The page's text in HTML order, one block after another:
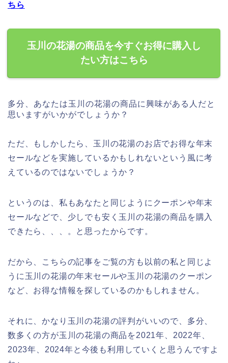
ちら
玉川の花湯の商品を今すぐお得に購入し
たい方はこちら
多分、あなたは玉川の花湯の商品に興味がある人だと
思いますがいかがでしょうか？
ただ、もしかしたら、玉川の花湯のお店でお得な年末
セールなどを実施しているかもしれないという風に考
えているのではないでしょうか？
というのは、私もあなたと同じようにクーポンや年末
セールなどで、少しでも安く玉川の花湯の商品を購入
できたら、、、。と思ったからです。
だから、こちらの記事をご覧の方も以前の私と同じよ
うに玉川の花湯の年末セールや玉川の花湯のクーポン
など、お得な情報を探しているのかもしれません。
それに、かなり玉川の花湯の評判がいいので、多分、
数多くの方が玉川の花湯の商品を2021年、2022年、
2023年、2024年と今後も利用していくと思うんですよ